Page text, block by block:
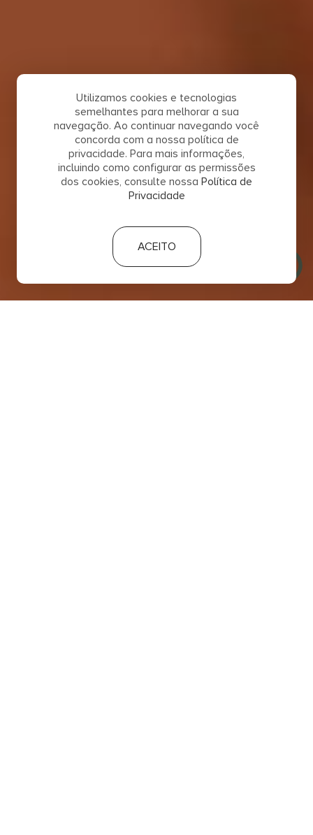
Utilizamos cookies e tecnologias
semelhantes para melhorar a sua
navegação. Ao continuar navegando você
concorda com a nossa política de
privacidade. Para mais informações,
incluindo como configurar as permissões
dos cookies, consulte nossa Política de
Privacidade
ACEITO